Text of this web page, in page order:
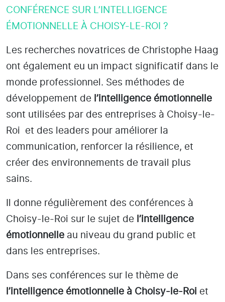
CONFÉRENCE SUR L’INTELLIGENCE
ÉMOTIONNELLE À CHOISY-LE-ROI ?
Les recherches novatrices de Christophe Haag
ont également eu un impact significatif dans le
monde professionnel. Ses méthodes de
développement de l’intelligence émotionnelle
sont utilisées par des entreprises à Choisy-le-
Roi
et des leaders pour améliorer la
communication, renforcer la résilience, et
créer des environnements de travail plus
sains.
Il donne régulièrement des conférences à
Choisy-le-Roi sur le sujet de l’intelligence
émotionnelle au niveau du grand public et
dans les entreprises.
Dans ses conférences sur le thème de
l’intelligence émotionnelle à Choisy-le-Roi et